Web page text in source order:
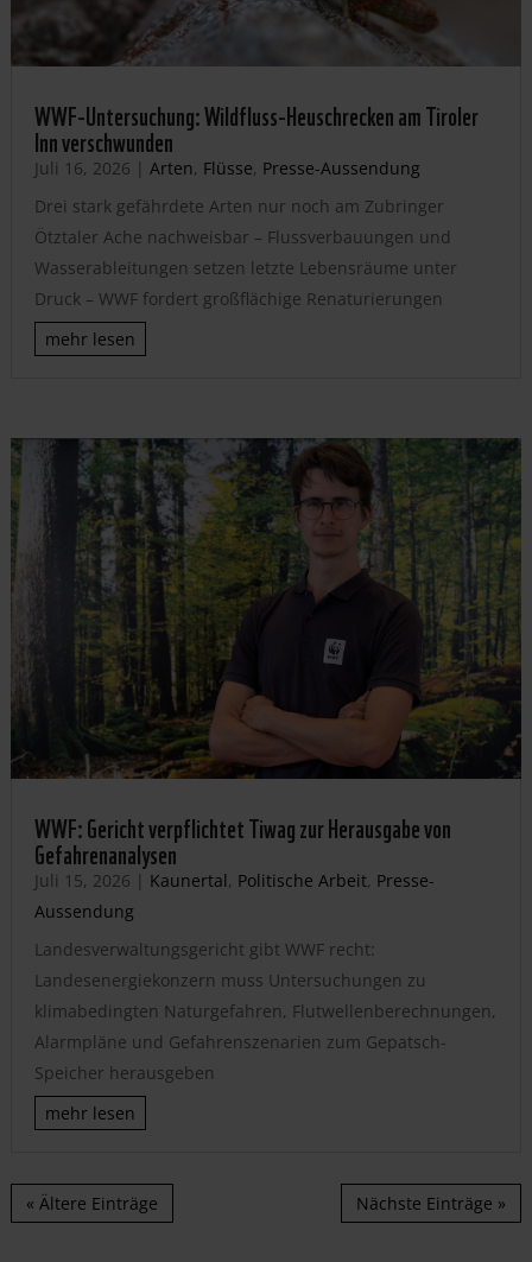
WWF-Untersuchung: Wildfluss-Heuschrecken am Tiroler
Inn verschwunden
Juli 16, 2026 | Arten, Flüsse, Presse-Aussendung
Drei stark gefährdete Arten nur noch am Zubringer
Ötztaler Ache nachweisbar – Flussverbauungen und
Wasserableitungen setzen letzte Lebensräume unter
Druck – WWF fordert großflächige Renaturierungen
mehr lesen
WWF: Gericht verpflichtet Tiwag zur Herausgabe von
Gefahrenanalysen
Juli 15, 2026 | Kaunertal, Politische Arbeit, Presse-
Aussendung
Landesverwaltungsgericht gibt WWF recht:
Landesenergiekonzern muss Untersuchungen zu
klimabedingten Naturgefahren, Flutwellenberechnungen,
Alarmpläne und Gefahrenszenarien zum Gepatsch-
Speicher herausgeben
mehr lesen
« Ältere Einträge Nächste Einträge »